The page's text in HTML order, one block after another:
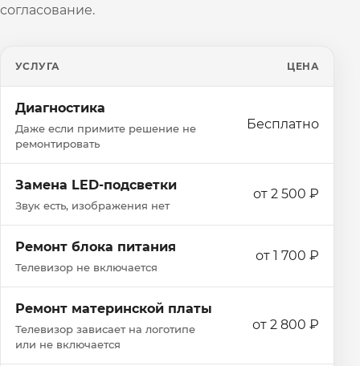
согласование.
УСЛУГА ЦЕНА
Диагностика
Даже если примите решение не
ремонтировать
Бесплатно
Замена LED-подсветки
Звук есть, изображения нет
от 2 500 ₽
Ремонт блока питания
Телевизор не включается
от 1 700 ₽
Ремонт материнской платы
Телевизор зависает на логотипе
или не включается
от 2 800 ₽